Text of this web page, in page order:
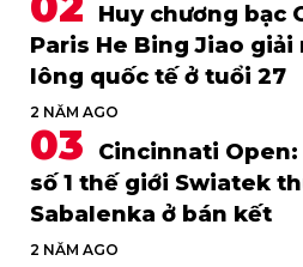
Huy chương bạc
Paris He Bing Jiao giải
lông quốc tế ở tuổi 27
2 NĂM AGO
Cincinnati Open:
số 1 thế giới Swiatek
Sabalenka ở bán kết
2 NĂM AGO